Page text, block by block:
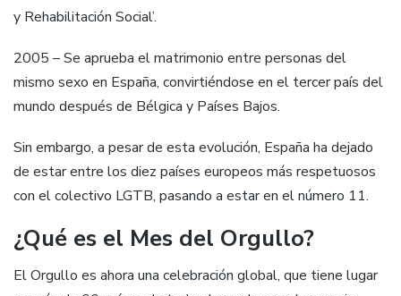
y Rehabilitación Social’.
2005 – Se aprueba el matrimonio entre personas del
mismo sexo en España, convirtiéndose en el tercer país del
mundo después de Bélgica y Países Bajos.
Sin embargo, a pesar de esta evolución, España ha dejado
de estar entre los diez países europeos más respetuosos
con el colectivo LGTB, pasando a estar en el número 11.
¿Qué es el Mes del Orgullo?
El Orgullo es ahora una celebración global, que tiene lugar